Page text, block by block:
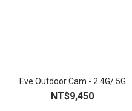
Eve Outdoor Cam - 2.4G/ 5G
NT$9,450